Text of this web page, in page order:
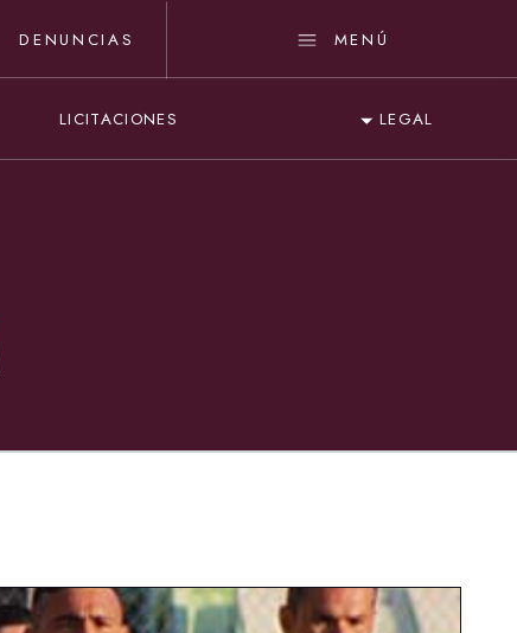
DENUNCIAS MENÚ
LICITACIONES LEGAL